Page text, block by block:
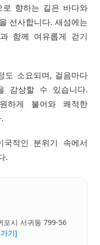
향하는 길은 바다와
선사합니다. 새섬에는
함께 여유롭게 걷기
소요되며, 걸음마다
감상할 수 있습니다.
하게 불어와 쾌적한
적인 분위기 속에서
.
포시 서귀동 799-56
기]